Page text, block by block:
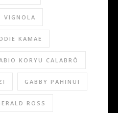
VIGNOLA
KAMAE
KORYU CALABRÒ
GABBY PAHINUI
ROSS